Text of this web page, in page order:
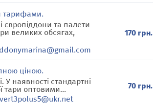
тарифами.
європіддони та палети
великих обсягах,
170 грн.
ціною.
У наявності стандартні
тари оптовими...
70 грн.